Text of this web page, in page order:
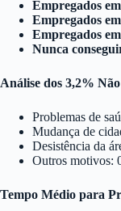
Empregados
Empregados
Empregados
Nunca
Análise dos 3,2%
Problemas de
Mudança de
Desistência da
Outros motivos:
Tempo Médio para